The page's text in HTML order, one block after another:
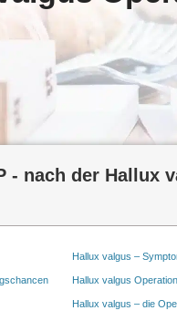
- nach der Hallux
Hallux valgus –
Hallux valgus
Hallux valgus – die